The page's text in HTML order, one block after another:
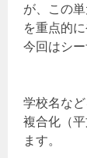
が、この
を重点的
今回はシ
学校名な
複合化（
ます。